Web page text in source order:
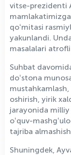
vitse-prezidenti
qoʻmitasi
yakunlandi.
masalalari
Suhbat
doʻstona
oshirish, yirik
jarayonida
oʻquv-
tajriba
Shuningdek,